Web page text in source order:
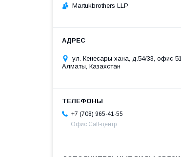
Martukbrothers LLP
ул. Кенесары хана, д.54/33, офис 51,
Алматы, Казахстан
+7 (708) 965-41-55
Офис Call-центр